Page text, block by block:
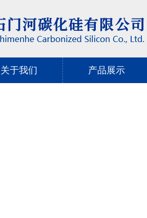
关于我们 产品展示